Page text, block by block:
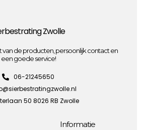
Zwolle
van de producten, persoonlijk contact en
een goede service!
06-21245650
50 8026 RB Zwolle
Informatie